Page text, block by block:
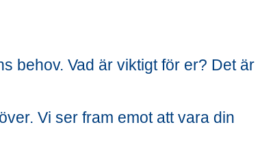
behov. Vad är viktigt för er? Det är
Vi ser fram emot att vara din